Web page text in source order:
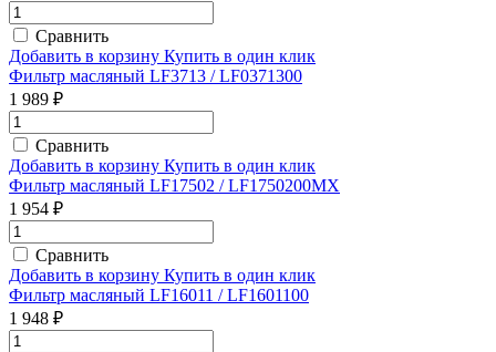
Сравнить
Добавить в корзину Купить в один клик
Фильтр масляный LF3713 / LF0371300
1 989 ₽
Сравнить
Добавить в корзину Купить в один клик
Фильтр масляный LF17502 / LF1750200MX
1 954 ₽
Сравнить
Добавить в корзину Купить в один клик
Фильтр масляный LF16011 / LF1601100
1 948 ₽